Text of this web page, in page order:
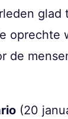
glad
oprechte
de
(20